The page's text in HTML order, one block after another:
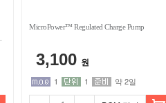
MicroPower™ Regulated Charge Pump
3,100 원
1 1 약 2일